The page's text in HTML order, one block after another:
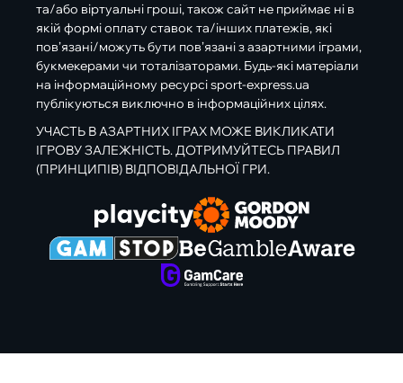
та/або віртуальні гроші, також сайт не приймає ні в
якій формі оплату ставок та/інших платежів, які
пов’язані/можуть бути пов’язані з азартними іграми,
букмекерами чи тоталізаторами. Будь-які матеріали
на інформаційному ресурсі sport-express.ua
публікуються виключно в інформаційних цілях.
УЧАСТЬ В АЗАРТНИХ ІГРАХ МОЖЕ ВИКЛИКАТИ
ІГРОВУ ЗАЛЕЖНІСТЬ. ДОТРИМУЙТЕСЬ ПРАВИЛ
(ПРИНЦИПІВ) ВІДПОВІДАЛЬНОЇ ГРИ.